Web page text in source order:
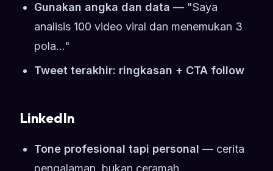
Gunakan angka dan data — "Saya
analisis 100 video viral dan menemukan 3
pola..."
Tweet terakhir: ringkasan + CTA follow
LinkedIn
Tone profesional tapi personal — cerita
pengalaman, bukan ceramah